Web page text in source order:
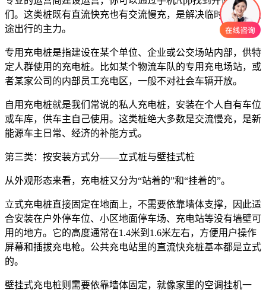
们。这类桩既有直流快充也有交流慢充，是解决临时补能和长
途出行的主力。
专用充电桩是指建设在某个单位、企业或公交场站内部，供特
定人群使用的充电桩。比如某个物流车队的专用充电场站，或
者某家公司的内部员工充电区，一般不对社会车辆开放。
自用充电桩就是我们常说的私人充电桩，安装在个人自有车位
或车库，供车主自己使用。这类桩绝大多数是交流慢充，是新
能源车主日常、经济的补能方式。
第三类：按安装方式分——立式桩与壁挂式桩
从外观形态来看，充电桩又分为“站着的”和“挂着的”。
立式充电桩直接固定在地面上，不需要依靠墙体支撑，因此适
合安装在户外停车位、小区地面停车场、充电站等没有墙壁可
用的地方。它的高度通常在1.4米到1.6米左右，方便用户操作
屏幕和插拔充电枪。公共充电站里的直流快充桩基本都是立式
的。
壁挂式充电桩则需要依靠墙体固定，就像家里的空调挂机一